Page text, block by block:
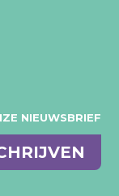
NIEUWSBRIEF